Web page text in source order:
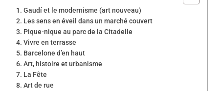
Gaudí et le modernisme (art nouveau)
Les sens en éveil dans un marché couvert
Pique-nique au parc de la Citadelle
Vivre en terrasse
Barcelone d’en haut
Art, histoire et urbanisme
La Fête
Art de rue